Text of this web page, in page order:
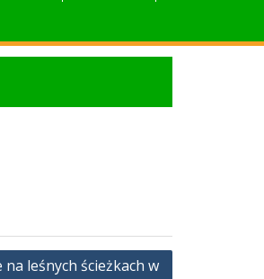
leśnych ścieżkach w